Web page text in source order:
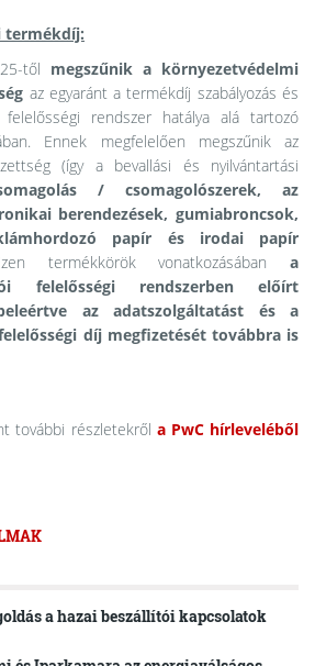
termékdíj:
től megszűnik a környezetvédelmi
az egyaránt a termékdíj szabályozás és
rendszer hatálya alá tartozó
Ennek megfelelően megszűnik az
(így a bevallási és nyilvántartási
/ csomagolószerek, az
berendezések, gumiabroncsok,
papír és irodai papír
termékkörök vonatkozásában a
felelősségi rendszerben előírt
az adatszolgáltatást és a
díj megfizetését továbbra is
további részletekről a PwC hírleveléből
a hazai beszállítói kapcsolatok